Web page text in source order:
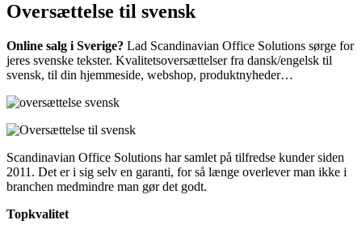
Oversættelse til svensk
Online salg i Sverige? Lad Scandinavian Office Solutions sørge for
jeres svenske tekster. Kvalitetsoversættelser fra dansk/engelsk til
svensk, til din hjemmeside, webshop, produktnyheder…
Scandinavian Office Solutions har samlet på tilfredse kunder siden
2011. Det er i sig selv en garanti, for så længe overlever man ikke i
branchen medmindre man gør det godt.
Topkvalitet